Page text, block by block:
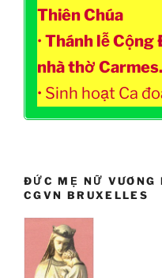
Thiên Chúa
• Thánh lễ
nhà thờ Carmes.
• Sinh hoạt Ca
ĐỨC MẸ NỮ VƯƠNG
CGVN BRUXELLES